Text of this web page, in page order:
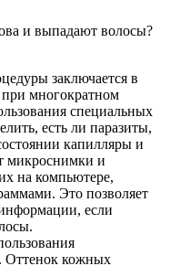
и выпадают волосы?
заключается в
многократном
специальных
есть ли паразиты,
капилляры и
микроснимки и
на компьютере,
Это позволяет
если
Оттенок кожных